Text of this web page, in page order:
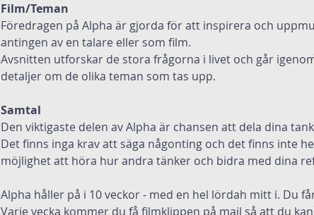
Film/Teman
Föredragen på Alpha är gjorda för att inspirera och
antingen av en talare eller som film.
Avsnitten utforskar de stora frågorna i livet och går
detaljer om de olika teman som tas upp.
Samtal
Den viktigaste delen av Alpha är chansen att dela dina
Det finns inga krav att säga någonting och det finns inte
möjlighet att höra hur andra tänker och bidra med dina
Alpha håller på i 10 veckor - med en hel lördah mitt i. Du
Varje vecka kommer du få filmklippen på mail så att du